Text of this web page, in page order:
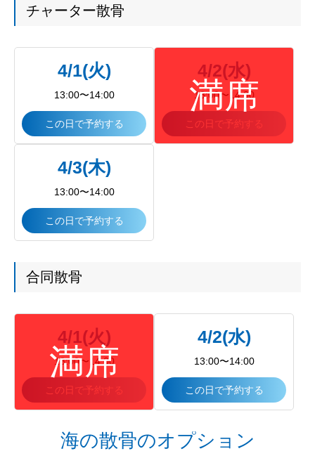
チャーター散骨
4/1(火)
13:00〜14:00
この日で予約する
4/2(水)
13:00〜14:00
この日で予約する
4/3(木)
13:00〜14:00
この日で予約する
合同散骨
4/1(火)
13:00〜14:00
この日で予約する
4/2(水)
13:00〜14:00
この日で予約する
海の散骨のオプション